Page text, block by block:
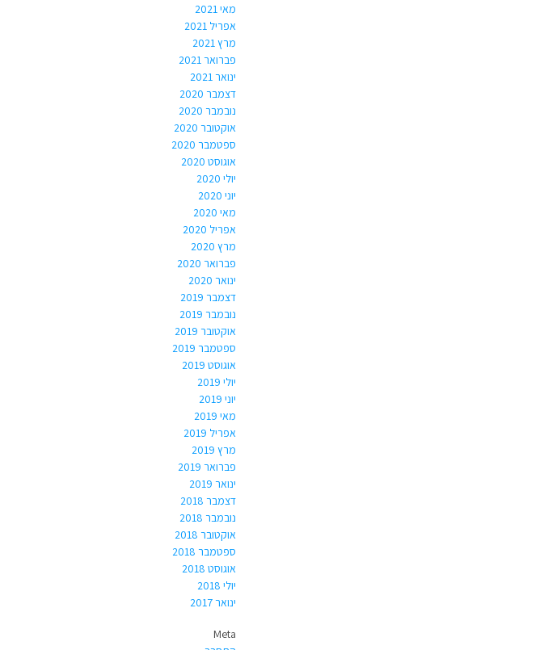
מאי 2021
אפריל 2021
מרץ 2021
פברואר 2021
ינואר 2021
דצמבר 2020
נובמבר 2020
אוקטובר 2020
ספטמבר 2020
אוגוסט 2020
יולי 2020
יוני 2020
מאי 2020
אפריל 2020
מרץ 2020
פברואר 2020
ינואר 2020
דצמבר 2019
נובמבר 2019
אוקטובר 2019
ספטמבר 2019
אוגוסט 2019
יולי 2019
יוני 2019
מאי 2019
אפריל 2019
מרץ 2019
פברואר 2019
ינואר 2019
דצמבר 2018
נובמבר 2018
אוקטובר 2018
ספטמבר 2018
אוגוסט 2018
יולי 2018
ינואר 2017
Meta